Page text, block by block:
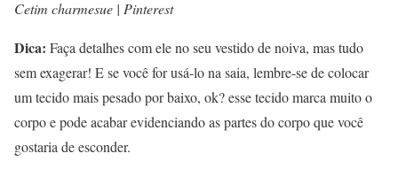
Cetim charmesue | Pinterest
Dica: Faça detalhes com ele no seu vestido de noiva, mas tudo
sem exagerar! E se você for usá-lo na saia, lembre-se de colocar
um tecido mais pesado por baixo, ok? esse tecido marca muito o
corpo e pode acabar evidenciando as partes do corpo que você
gostaria de esconder.